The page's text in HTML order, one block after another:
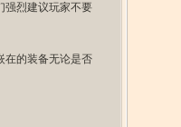
强烈建议玩家不要
在的装备无论是否